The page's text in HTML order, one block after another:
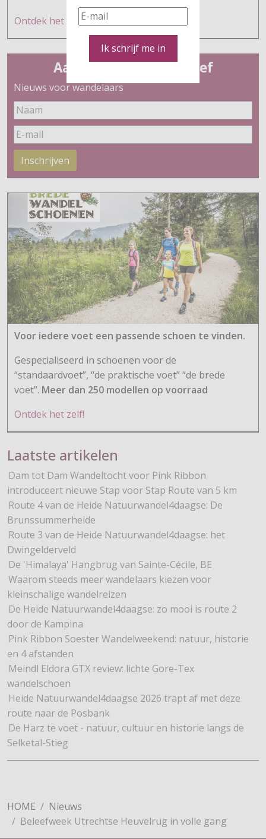
Ik schrijf me in
Ontdek het hier
Aanmelden nieuwsbrief
Nieuws voor wandelaars
Inschrijven
Voor iedere voet een passende schoen te vinden.
Gespecialiseerd in schoenen voor de
“standaardvoet”, “de praktische voet” “de brede
voet”. Meer dan 250 modellen op voorraad
Ontdek het zelf!
Laatste artikelen
Dam tot Dam Wandeltocht voor Pink Ribbon
introduceert nieuwe Stap voor Stap Route van 5 km
Route 4 van de Heide Natuurwandel4daagse: De
Brunssummerheide
Route 3 van de Heide Natuurwandel4daagse: het
Dwingelderveld
De 'Himalaya' Hangbrug van Sainte-Cécile, BE
Waarom steeds meer wandelaars kiezen voor
kleinschalige wandelreizen
De Heide Natuurwandel4daagse: zo mooi is route 2
door de Kampina
Pink Ribbon Soester Wandelweekend: natuur, historie
en 4 afstanden
Meindl Eldora GTX review: lichte Gore-Tex
wandelschoen
Heide Natuurwandel4daagse 2026 trapt af met deze
route naar de Posbank
De Harz te voet - natuur, cultuur en historie langs de
Selketal-Stieg
HOME
Nieuws
Beleefweek Utrechtse Heuvelrug in volle gang